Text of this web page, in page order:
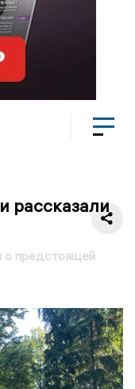
рассказали
о предстоящей